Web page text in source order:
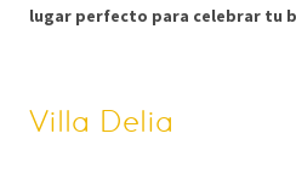
lugar perfecto para celebrar tu
Villa Delia